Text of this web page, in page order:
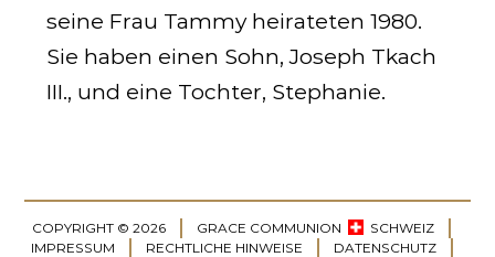
seine Frau Tammy heirateten 1980.
Sie haben einen Sohn, Joseph Tkach
III., und eine Tochter, Stephanie.
COPYRIGHT © 2026 GRACE COMMUNION
SCHWEIZ
IMPRESSUM
RECHTLICHE HINWEISE
DATENSCHUTZ